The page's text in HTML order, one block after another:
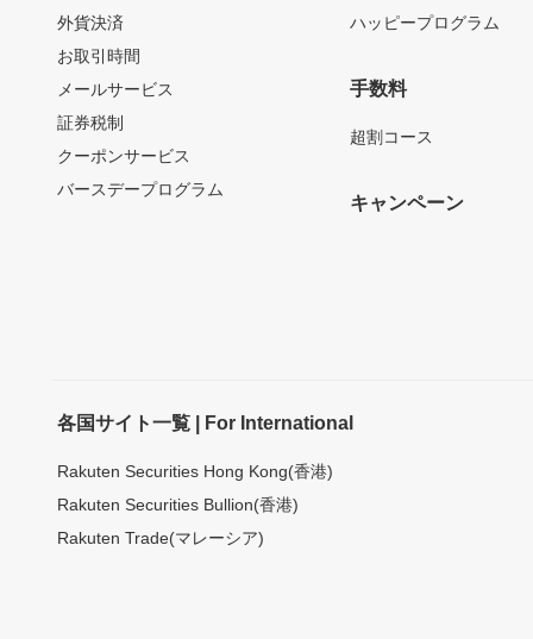
外貨決済
お取引時間
メールサービス
証券税制
クーポンサービス
バースデープログラム
ハッピープログラム
手数料
超割コース
キャンペーン
各国サイト一覧 | For International
Rakuten Securities Hong Kong(香港)
Rakuten Securities Bullion(香港)
Rakuten Trade(マレーシア)